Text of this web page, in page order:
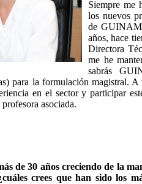
Siempre me
los nuevos
de
años, hace
Directora
me he
sabrás
para la formulación magistral.
en el sector y participar
asociada.
de 30 años creciendo de la
crees que han sido los